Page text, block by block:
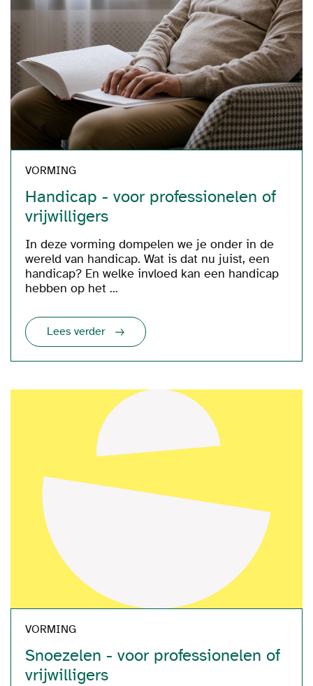
VORMING
Handicap - voor professionelen of
vrijwilligers
In deze vorming dompelen we je onder in de
wereld van handicap. Wat is dat nu juist, een
handicap? En welke invloed kan een handicap
hebben op het ...
Lees verder
VORMING
Snoezelen - voor professionelen of
vrijwilligers